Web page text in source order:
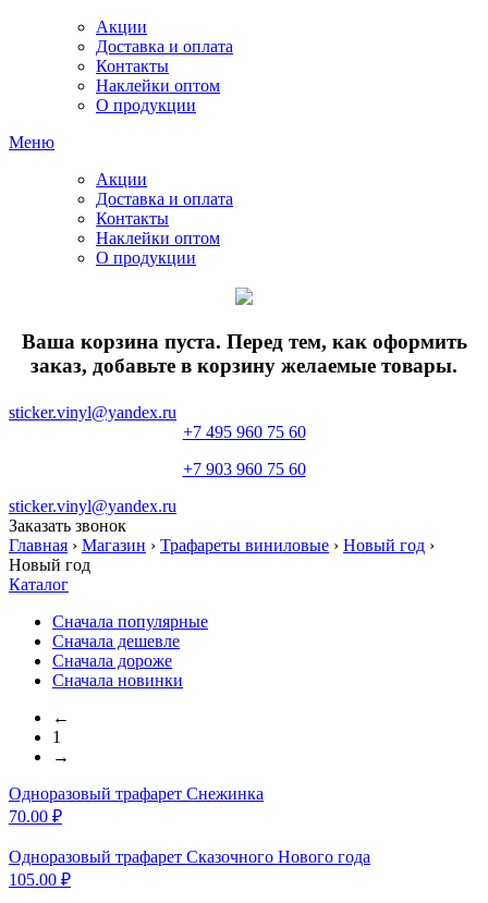
Акции
Доставка и оплата
Контакты
Наклейки оптом
О продукции
Меню
Акции
Доставка и оплата
Контакты
Наклейки оптом
О продукции
Ваша корзина пуста. Перед тем, как оформить
заказ, добавьте в корзину желаемые товары.
sticker.vinyl@yandex.ru
+7 495 960 75 60
+7 903 960 75 60
sticker.vinyl@yandex.ru
Заказать звонок
Главная › Магазин › Трафареты виниловые › Новый год ›
Новый год
Каталог
Сначала популярные
Сначала дешевле
Сначала дороже
Сначала новинки
←
1
→
Одноразовый трафарет Снежинка
70.00 ₽
Одноразовый трафарет Сказочного Нового года
105.00 ₽